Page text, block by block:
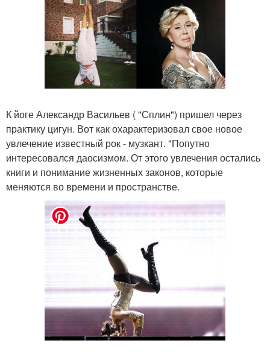
К йоге Александр Васильев ( "Сплин") пришел через
практику цигун. Вот как охарактеризовал свое новое
увлечение известный рок - музкант. "Попутно
интересовался даосизмом. От этого увлечения остались
книги и понимание жизненных законов, которые
меняются во времени и пространстве.